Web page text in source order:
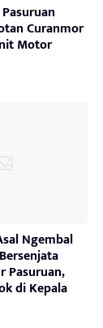
Curanmor
Motor
Ngembal
Pasuruan,
di Kepala